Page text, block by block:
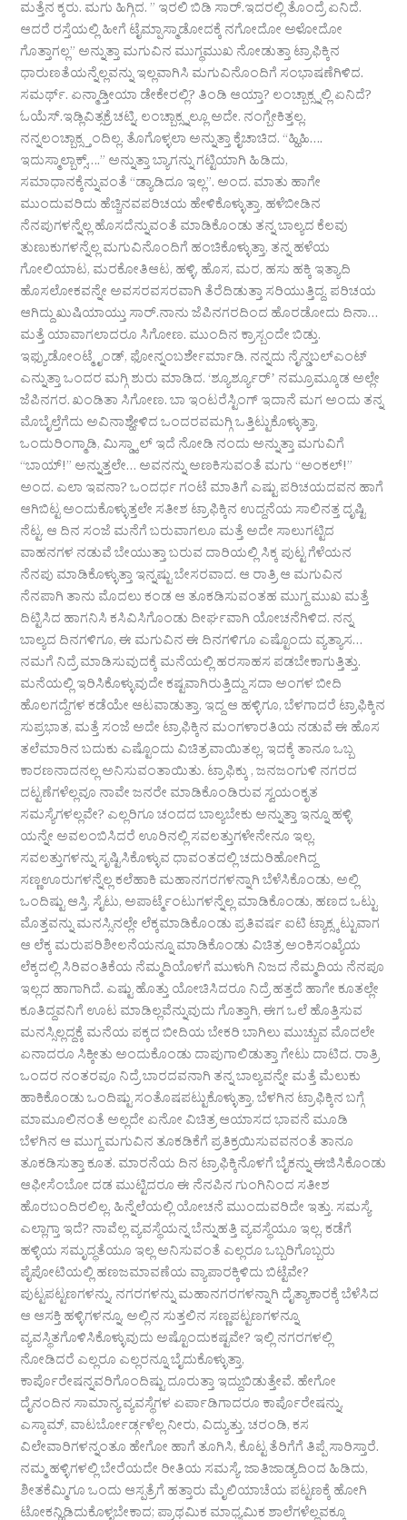
ಮತ್ತೆನ ಕ್ಕರು. ಮಗು ಹಿಗ್ಗಿದ. ” ಇರಲಿ ಬಿಡಿ ಸಾರ್.ಇದರಲ್ಲಿ ತೊಂದ್ರೆ ಏನಿದೆ.
ಆದರೆ ರಸ್ತೆಯಲ್ಲಿ ಹೀಗೆ ಟೈಮ್ಪಾಸ್ಮಾಡೋದಕ್ಕೆ ನಗೋದೋ ಅಳೋದೋ
ಗೊತ್ತಾಗಲ್ಲ” ಅನ್ನುತ್ತಾ ಮಗುವಿನ ಮುಗ್ಧಮುಖ ನೋಡುತ್ತಾ ಟ್ರಾಫಿಕ್ಕಿನ
ಧಾರುಣತೆಯನ್ನೆಲ್ಲವನ್ನು ಇಲ್ಲವಾಗಿಸಿ ಮಗುವಿನೊಂದಿಗೆ ಸಂಭಾಷಣೆಗಿಳಿದ.
ಸಮರ್ಥ್. ಏನ್ಮಾಡ್ತೀಯಾ ಡೇಕೇರಲ್ಲಿ? ತಿಂಡಿ ಆಯ್ತಾ? ಲಂಚ್ಬಾಕ್ಸ್ನಲ್ಲಿ ಏನಿದೆ?
ಓಯೆಸ್.ಇಡ್ಲಿವಿತ್ಸಕ್ರೆ ಚಟ್ನಿ. ಲಂಚ್ಬಾಕ್ಸ್ನಲ್ಲೂ ಅದೇ. ನಂಗ್ಬೇಕಿತ್ತಲ್ಲ.
ನನ್ನಲಂಚ್ಬಾಕ್ಸ್ತಂದಿಲ್ಲ. ತೊಗೊಳ್ಳಲಾ ಅನ್ನುತ್ತಾ ಕೈಚಾಚಿದ. “ಹ್ಹಿಹಿ….
ಇದುಸ್ಮಾಲ್ಬಾಕ್ಸ್….” ಅನ್ನುತ್ತಾ ಬ್ಯಾಗನ್ನು ಗಟ್ಟಿಯಾಗಿ ಹಿಡಿದು,
ಸಮಾಧಾನಕ್ಕೆನ್ನುವಂತೆ “ಡ್ಯಾಡಿದೂ ಇಲ್ಲ”. ಅಂದ. ಮಾತು ಹಾಗೇ
ಮುಂದುವರಿದು ಹೆಚ್ಚಿನವಪರಿಚಯ ಹೇಳಿಕೊಳ್ಳುತ್ತಾ, ಹಳೆಬೀಡಿನ
ನೆನಪುಗಳನ್ನೆಲ್ಲ ಹೊಸದೆನ್ನುವಂತೆ ಮಾಡಿಕೊಂಡು ತನ್ನ ಬಾಲ್ಯದ ಕೆಲವು
ತುಣುಕುಗಳನ್ನೆಲ್ಲ ಮಗುವಿನೊಂದಿಗೆ ಹಂಚಿಕೊಳ್ಳುತ್ತಾ, ತನ್ನ ಹಳೆಯ
ಗೋಲಿಯಾಟ, ಮರಕೋತಿಆಟ, ಹಳ್ಳಿ, ಹೊಸ, ಮರ, ಹಸು ಹಕ್ಕಿ ಇತ್ಯಾದಿ
ಹೊಸಲೋಕವನ್ನೇ ಅವಸರವಸರವಾಗಿ ತೆರೆದಿಡುತ್ತಾ ಸರಿಯುತ್ತಿದ್ದ. ಪರಿಚಯ
ಆಗಿದ್ದು ಖುಷಿಯಾಯ್ತು ಸಾರ್.ನಾನು ಜೆಪಿನಗರದಿಂದ ಹೊರಡೋದು ದಿನಾ…
ಮತ್ತೆ ಯಾವಾಗಲಾದರೂ ಸಿಗೋಣ. ಮುಂದಿನ ಕ್ರಾಸ್ಬಂದೇ ಬಿಡ್ತು.
ಇಫ್ಯುಡೋಂಟ್ಮೈಂಡ್, ಫೋನ್ನಂಬರ್ಶೇರ್ಮಾಡಿ. ನನ್ನದು ನೈನ್ಡಬಲ್ಎಂಟ್
ಎನ್ನುತ್ತಾ ಒಂದರ ಮಗ್ಗಿ ಶುರು ಮಾಡಿದ. ‘ಶ್ಯೂರ್ಶ್ಯೂರ್ʼ ನಮ್ರೂಮ್ಕೂಡ ಅಲ್ಲೇ
ಜೆಪಿನಗರ. ಖಂಡಿತಾ ಸಿಗೋಣ. ಬಾ ಇಂಟರೆಸ್ಟಿಂಗ್ ಇದಾನೆ ಮಗ ಅಂದು ತನ್ನ
ಮೊಬೈಲ್ತೆಗೆದು ಅವಿನಾಶ್ಹೇಳಿದ ಒಂದರವಮಗ್ಗಿ ಒತ್ತಿಟ್ಟುಕೊಳ್ಳುತ್ತಾ,
ಒಂದುರಿಂಗ್ಮಾಡಿ, ಮಿಸ್ಡ್ಕಾಲ್ ಇದೆ ನೋಡಿ ನಂದು ಅನ್ನುತ್ತಾ ಮಗುವಿಗೆ
“ಬಾಯ್!” ಅನ್ನುತ್ತಲೇ… ಅವನನ್ನು ಅಣಕಿಸುವಂತೆ ಮಗು “ಅಂಕಲ್!”
ಅಂದ. ಎಲಾ ಇವನಾ? ಒಂದರ್ಧ ಗಂಟೆ ಮಾತಿಗೆ ಎಷ್ಟು ಪರಿಚಯದವನ ಹಾಗೆ
ಆಗಿಬಿಟ್ಟ ಅಂದುಕೊಳ್ಳುತ್ತಲೇ ಸತೀಶ ಟ್ರಾಫಿಕ್ಕಿನ ಉದ್ದನೆಯ ಸಾಲಿನತ್ತ ದೃಷ್ಟಿ
ನೆಟ್ಟ. ಆ ದಿನ ಸಂಜೆ ಮನೆಗೆ ಬರುವಾಗಲೂ ಮತ್ತೆ ಅದೇ ಸಾಲುಗಟ್ಟಿದ
ವಾಹನಗಳ ನಡುವೆ ಬೇಯುತ್ತಾ ಬರುವ ದಾರಿಯಲ್ಲಿ ಸಿಕ್ಕ ಪುಟ್ಟ ಗೆಳೆಯನ
ನೆನಪು ಮಾಡಿಕೊಳ್ಳುತ್ತಾ ಇನ್ನಷ್ಟು ಬೇಸರವಾದ. ಆ ರಾತ್ರಿ ಆ ಮಗುವಿನ
ನೆನಪಾಗಿ ತಾನು ಮೊದಲು ಕಂಡ ಆ ತೂಕಡಿಸುವಂತಹ ಮುಗ್ದ ಮುಖ ಮತ್ತೆ
ದಿಟ್ಟಿಸಿದ ಹಾಗನಿಸಿ ಕಸಿವಿಸಿಗೊಂಡು ದೀರ್ಘವಾಗಿ ಯೋಚನೆಗಿಳಿದ. ನನ್ನ
ಬಾಲ್ಯದ ದಿನಗಳಿಗೂ, ಈ ಮಗುವಿನ ಈ ದಿನಗಳಿಗೂ ಎಷ್ಟೊಂದು ವ್ಯತ್ಯಾಸ…
ನಮಗೆ ನಿದ್ರೆ ಮಾಡಿಸುವುದಕ್ಕೆ ಮನೆಯಲ್ಲಿ ಹರಸಾಹಸ ಪಡಬೇಕಾಗುತ್ತಿತ್ತು.
ಮನೆಯಲ್ಲಿ ಇರಿಸಿಕೊಳ್ಳುವುದೇ ಕಷ್ಟವಾಗಿರುತ್ತಿದ್ದು ಸದಾ ಅಂಗಳ ಬೀದಿ
ಹೊಲಗದ್ದೆಗಳ ಕಡೆಯೇ ಆಟವಾಡುತ್ತಾ, ಇದ್ದ ಆ ಹಳ್ಳಿಗೂ, ಬೆಳಗಾದರೆ ಟ್ರಾಫಿಕ್ಕಿನ
ಸುಪ್ರಭಾತ, ಮತ್ತೆ ಸಂಜೆ ಅದೇ ಟ್ರಾಫಿಕ್ಕಿನ ಮಂಗಳಾರತಿಯ ನಡುವೆ ಈ ಹೊಸ
ತಲೆಮಾರಿನ ಬದುಕು ಎಷ್ಟೊಂದು ವಿಚಿತ್ರವಾಯಿತಲ್ಲ, ಇದಕ್ಕೆ ತಾನೂ ಒಬ್ಬ
ಕಾರಣನಾದನಲ್ಲ ಅನಿಸುವಂತಾಯಿತು. ಟ್ರಾಫಿಕ್ಕು , ಜನಜಂಗುಳಿ ನಗರದ
ದಟ್ಟಣೆಗಳೆಲ್ಲವೂ ನಾವೇ ಜನರೇ ಮಾಡಿಕೊಂಡಿರುವ ಸ್ವಯಂಕೃತ
ಸಮಸ್ಯೆಗಳಲ್ಲವೇ? ಎಲ್ಲರಿಗೂ ಚಂದದ ಬಾಲ್ಯಬೇಕು ಅನ್ನುತ್ತಾ ಇನ್ನೂ ಹಳ್ಳಿ
ಯನ್ನೇ ಅವಲಂಬಿಸಿದರೆ ಊರಿನಲ್ಲಿ ಸವಲತ್ತುಗಳೇನೇನೂ ಇಲ್ಲ.
ಸವಲತ್ತುಗಳನ್ನು ಸೃಷ್ಟಿಸಿಕೊಳ್ಳುವ ಧಾವಂತದಲ್ಲಿ ಚದುರಿಹೋಗಿದ್ದ
ಸಣ್ಣಊರುಗಳನ್ನೆಲ್ಲ ಕಲೆಹಾಕಿ ಮಹಾನಗರಗಳನ್ನಾಗಿ ಬೆಳೆಸಿಕೊಂಡು, ಅಲ್ಲಿ
ಒಂದಿಷ್ಟು ಆಸ್ತಿ, ಸೈಟು, ಅಪಾರ್ಟ್ಮೆಂಟುಗಳನ್ನೆಲ್ಲ ಮಾಡಿಕೊಂಡು, ಹಣದ ಒಟ್ಟು
ಮೊತ್ತವನ್ನು ಮನಸ್ಸಿನಲ್ಲೇ ಲೆಕ್ಕಮಾಡಿಕೊಂಡು ಪ್ರತಿವರ್ಷ ಐಟಿ ಟ್ಯಾಕ್ಸ್ಕಟ್ಟುವಾಗ
ಆ ಲೆಕ್ಕ ಮರುಪರಿಶೀಲನೆಯನ್ನೂ ಮಾಡಿಕೊಂಡು ವಿಚಿತ್ರ ಅಂಕಿಸಂಖ್ಯೆಯ
ಲೆಕ್ಕದಲ್ಲಿ ಸಿರಿವಂತಿಕೆಯ ನೆಮ್ಮದಿಯೊಳಗೆ ಮುಳುಗಿ ನಿಜದ ನೆಮ್ಮದಿಯ ನೆನಪೂ
ಇಲ್ಲದ ಹಾಗಾಗಿದೆ. ಎಷ್ಟು ಹೊತ್ತು ಯೋಚಿಸಿದರೂ ನಿದ್ರೆ ಹತ್ತದೆ ಹಾಗೇ ಕೂತಲ್ಲೇ
ಕೂತಿದ್ದವನಿಗೆ ಊಟ ಮಾಡಿಲ್ಲವೆನ್ನುವುದು ಗೊತ್ತಾಗಿ, ಈಗ ಒಲೆ ಹೊತ್ತಿಸುವ
ಮನಸ್ಸಿಲ್ಲದ್ದಕ್ಕೆ ಮನೆಯ ಪಕ್ಕದ ಬೀದಿಯ ಬೇಕರಿ ಬಾಗಿಲು ಮುಚ್ಚುವ ಮೊದಲೇ
ಏನಾದರೂ ಸಿಕ್ಕೀತು ಅಂದುಕೊಂಡು ದಾಪುಗಾಲಿಡುತ್ತಾ ಗೇಟು ದಾಟಿದ. ರಾತ್ರಿ
ಒಂದರ ನಂತರವೂ ನಿದ್ರೆ ಬಾರದವನಾಗಿ ತನ್ನ ಬಾಲ್ಯವನ್ನೇ ಮತ್ತೆ ಮೆಲುಕು
ಹಾಕಿಕೊಂಡು ಒಂದಿಷ್ಟು ಸಂತೊಷಪಟ್ಟುಕೊಳ್ಳುತ್ತಾ, ಬೆಳಗಿನ ಟ್ರಾಫಿಕ್ಕಿನ ಬಗ್ಗೆ
ಮಾಮೂಲಿನಂತೆ ಅಲ್ಲದೇ ಏನೋ ವಿಚಿತ್ರ ಆಯಾಸದ ಭಾವನೆ ಮೂಡಿ
ಬೆಳಗಿನ ಆ ಮುಗ್ದ ಮಗುವಿನ ತೂಕಡಿಕೆಗೆ ಪ್ರತಿಕ್ರಯಿಸುವವನಂತೆ ತಾನೂ
ತೂಕಡಿಸುತ್ತಾ ಕೂತ. ಮಾರನೆಯ ದಿನ ಟ್ರಾಫಿಕ್ಕಿನೊಳಗೆ ಬೈಕನ್ನು ಈಜಿಸಿಕೊಂಡು
ಆಫೀಸೆಂಬೋ ದಡ ಮುಟ್ಟಿದರೂ ಈ ನೆನಪಿನ ಗುಂಗಿನಿಂದ ಸತೀಶ
ಹೊರಬಂದಿರಲಿಲ್ಲ. ಹಿನ್ನೆಲೆಯಲ್ಲಿ ಯೋಚನೆ ಮುಂದುವರಿದೇ ಇತ್ತು. ಸಮಸ್ಯೆ
ಎಲ್ಲಾಗ್ತಾ ಇದೆ? ನಾವೆಲ್ಲ ವ್ಯವಸ್ಥೆಯನ್ನ ಬೆನ್ನುಹತ್ತಿ ವ್ಯವಸ್ಥೆಯೂ ಇಲ್ಲ, ಕಡೆಗೆ
ಹಳ್ಳಿಯ ಸಮೃದ್ಧತೆಯೂ ಇಲ್ಲ ಅನಿಸುವಂತೆ ಎಲ್ಲರೂ ಒಬ್ಬರಿಗೊಬ್ಬರು
ಪೈಪೋಟಿಯಲ್ಲಿ ಹಣಜಮಾವಣೆಯ ವ್ಯಾಪಾರಕ್ಕಿಳಿದು ಬಿಟ್ಟೆವೇ?
ಪುಟ್ಟಪಟ್ಟಣಗಳನ್ನು, ನಗರಗಳನ್ನು ಮಹಾನಗರಗಳನ್ನಾಗಿ ದೈತ್ಯಾಕಾರಕ್ಕೆ ಬೆಳೆಸಿದ
ಆ ಆಸಕ್ತಿ ಹಳ್ಳಿಗಳನ್ನೂ, ಅಲ್ಲಿನ ಸುತ್ತಲಿನ ಸಣ್ಣಪಟ್ಟಣಗಳನ್ನೂ
ವ್ಯವಸ್ಥಿತಗೊಳಿಸಿಕೊಳ್ಳುವುದು ಅಷ್ಟೊಂದುಕಷ್ಟವೇ? ಇಲ್ಲಿ ನಗರಗಳಲ್ಲಿ
ನೋಡಿದರೆ ಎಲ್ಲರೂ ಎಲ್ಲರನ್ನೂ ಬೈದುಕೊಳ್ಳುತ್ತಾ,
ಕಾರ್ಪೊರೇಷನ್ನವರಿಗೊಂದಿಷ್ಟು ದೂರುತ್ತಾ ಇದ್ದುಬಿಡುತ್ತೇವೆ. ಹೇಗೋ
ದೈನಂದಿನ ಸಾಮಾನ್ಯ ವ್ಯವಸ್ಥೆಗಳ ಏರ್ಪಾಡಿಗಾದರೂ ಕಾರ್ಪೊರೇಷನ್ನು,
ಎಸ್ಕಾಮ್, ವಾಟರ್ಬೋರ್ಡ್ಗಳೆಲ್ಲ ನೀರು, ವಿದ್ಯುತ್ತು, ಚರಂಡಿ, ಕಸ
ವಿಲೇವಾರಿಗಳನ್ನಂತೂ ಹೇಗೋ ಹಾಗೆ ತೂಗಿಸಿ, ಕೊಟ್ಟ ತೆರಿಗೆಗೆ ತಿಪ್ಪೆ ಸಾರಿಸ್ತಾರೆ.
ನಮ್ಮ ಹಳ್ಳಿಗಳಲ್ಲಿ ಬೇರೆಯದೇ ರೀತಿಯ ಸಮಸ್ಯೆ. ಜಾತಿಜಾಡ್ಯದಿಂದ ಹಿಡಿದು,
ಶೀತಕೆಮ್ಮಿಗೂ ಒಂದು ಆಸ್ಪತ್ರೆಗೆ ಹತ್ತಾರು ಮೈಲಿಯಾಚೆಯ ಪಟ್ಟಣಕ್ಕೆ ಹೋಗಿ
ಟೋಕನ್ಹಿಡಿದುಕೊಳ್ಳಬೇಕಾದ; ಪ್ರಾಥಮಿಕ ಮಾಧ್ಯಮಿಕ ಶಾಲೆಗಳೆಲ್ಲವಕ್ಕೂ